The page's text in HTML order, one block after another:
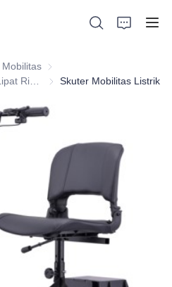
Mobilitas Skuter Mobilitas
Skuter Mobilitas Lipat Ringan
Skuter Mobilitas Listrik
Kerjasama
Manufaktur